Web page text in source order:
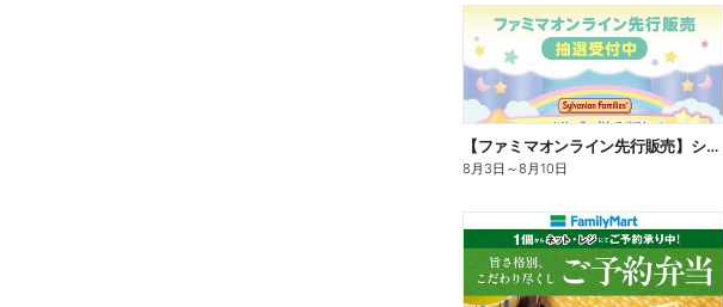
【ファミマオンライン先行販売】シルバニアファミリー
8月3日 ～8月10日